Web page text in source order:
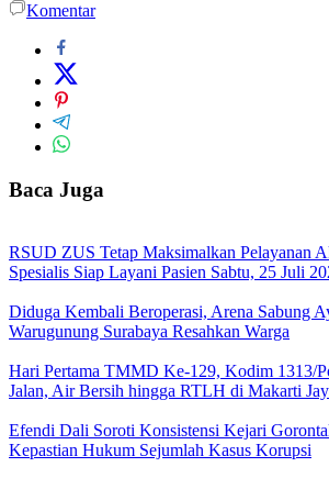
Komentar
Baca Juga
RSUD ZUS Tetap Maksimalkan Pelayanan
Spesialis Siap Layani Pasien Sabtu, 25 Juli
Diduga Kembali Beroperasi, Arena Sabung
Warugunung Surabaya Resahkan Warga
Hari Pertama TMMD Ke-129, Kodim 1313/
Jalan, Air Bersih hingga RTLH di Makarti
Efendi Dali Soroti Konsistensi Kejari
Kepastian Hukum Sejumlah Kasus Korupsi